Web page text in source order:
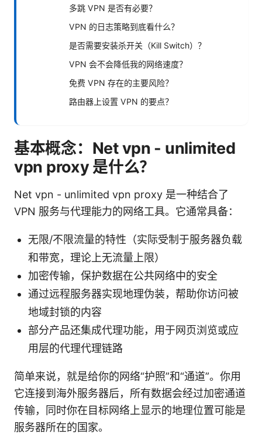
多跳 VPN 是否有必要？
VPN 的日志策略到底看什么？
是否需要安装杀开关（Kill Switch）？
VPN 会不会降低我的网络速度？
免费 VPN 存在的主要风险？
路由器上设置 VPN 的要点？
基本概念：Net vpn - unlimited
vpn proxy 是什么？
Net vpn - unlimited vpn proxy 是一种结合了
VPN 服务与代理能力的网络工具。它通常具备：
无限/不限流量的特性（实际受制于服务器负载
和带宽，理论上无流量上限）
加密传输，保护数据在公共网络中的安全
通过远程服务器实现地理伪装，帮助你访问被
地域封锁的内容
部分产品还集成代理功能，用于网页浏览或应
用层的代理代理链路
简单来说，就是给你的网络“护照”和“通道”。你用
它连接到海外服务器后，所有数据会经过加密通道
传输，同时你在目标网络上显示的地理位置可能是
服务器所在的国家。